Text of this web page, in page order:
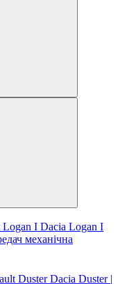
I Dacia Logan I
механічна